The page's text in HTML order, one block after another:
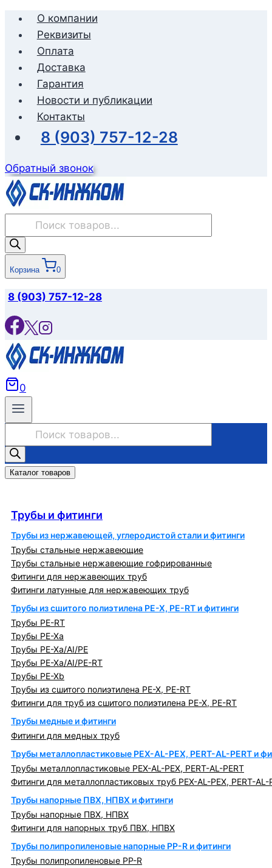
Перейти
содержимому
О компании
Реквизиты
Оплата
Доставка
Гарантия
Новости и публикации
Контакты
8 (903) 757-12-28
Обратный звонок
товаров
Корзина 0
8 (903) 757-12-28
0
товаров
Каталог товаров
Трубы и фитинги
Трубы из нержавеющей, углеродистой стали и фитинги
Трубы стальные нержавеющие
Трубы стальные нержавеющие гофрированные
Фитинги для нержавеющих труб
Фитинги латунные для нержавеющих труб
Трубы из сшитого полиэтилена PE-X, PE-RT и фитинги
Трубы PE-RT
Трубы PE-Xa
Трубы PE-Xa/AI/PE
Трубы PE-Xa/AI/PE-RT
Трубы PE-Xb
Трубы из сшитого полиэтилена PE-X, PE-RT
Фитинги для труб из сшитого полиэтилена PE-X, PE-RT
Трубы медные и фитинги
Фитинги для медных труб
Трубы металлопластиковые PEX-AL-PEX, PERT-AL-PERT и
Трубы металлопластиковые PEX-AL-PEX, PERT-AL-PERT
Фитинги для металлопластиковых труб PEX-AL-PEX, PERT-AL-
Трубы напорные ПВХ, НПВХ и фитинги
Трубы напорные ПВХ, НПВХ
Фитинги для напорных труб ПВХ, НПВХ
Трубы полипропиленовые напорные PP-R и фитинги
Трубы полипропиленовые PP-R